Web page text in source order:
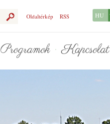
Oldaltérkép RSS HU
Programok Kapcsolat